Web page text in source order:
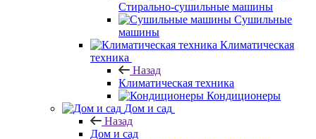
Стирально-сушильные машины
Сушильные
машины
Климатическая
техника
Назад
Климатическая техника
Кондиционеры
Дом и сад
Назад
Дом и сад